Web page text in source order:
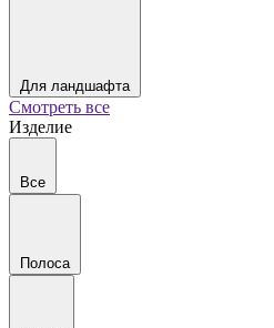
Для ландшафта
Смотреть все
Изделие
Все
Полоса